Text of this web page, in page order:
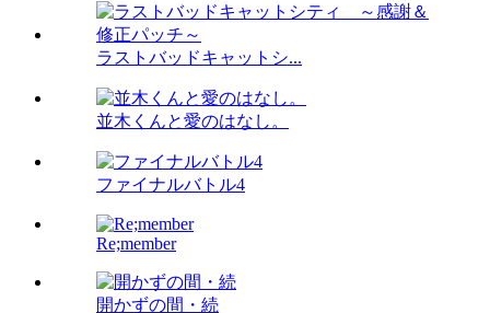
ラストバッドキャットシ...
並木くんと愛のはなし。
ファイナルバトル4
Re;member
開かずの間・続